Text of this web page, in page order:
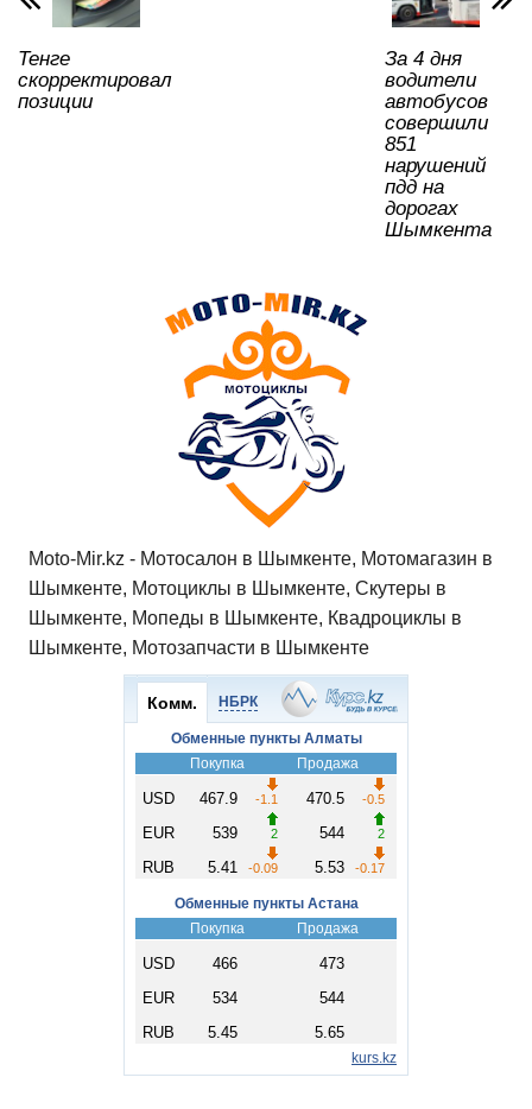
k
Тенге
скорректировал
позиции
За 4 дня
водители
автобусов
совершили
851
нарушений
пдд на
дорогах
Шымкента
Moto-Mir.kz - Мотосалон в Шымкенте, Мотомагазин в
Шымкенте, Мотоциклы в Шымкенте, Скутеры в
Шымкенте, Мопеды в Шымкенте, Квадроциклы в
Шымкенте, Мотозапчасти в Шымкенте